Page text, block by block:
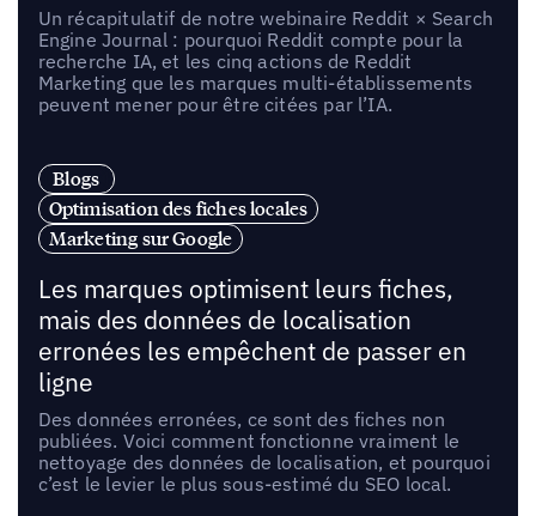
Un récapitulatif de notre webinaire Reddit × Search
Engine Journal : pourquoi Reddit compte pour la
recherche IA, et les cinq actions de Reddit
Marketing que les marques multi-établissements
peuvent mener pour être citées par l’IA.
Blogs
Optimisation des fiches locales
Marketing sur Google
Les marques optimisent leurs fiches,
mais des données de localisation
erronées les empêchent de passer en
ligne
Des données erronées, ce sont des fiches non
publiées. Voici comment fonctionne vraiment le
nettoyage des données de localisation, et pourquoi
c’est le levier le plus sous-estimé du SEO local.